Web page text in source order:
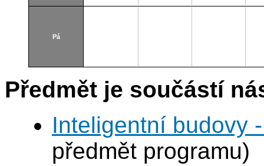
Pá
Předmět je součástí
Inteligentní budovy
předmět programu)